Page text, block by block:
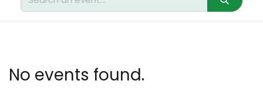
No events found.